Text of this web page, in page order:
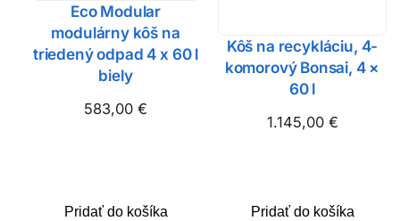
Eco Modular
modulárny kôš na
triedený odpad 4 x 60 l
biely
583,00 €
Pridať do košíka
Kôš na recykláciu, 4-
komorový Bonsai, 4 ×
60 l
1.145,00 €
Pridať do košíka